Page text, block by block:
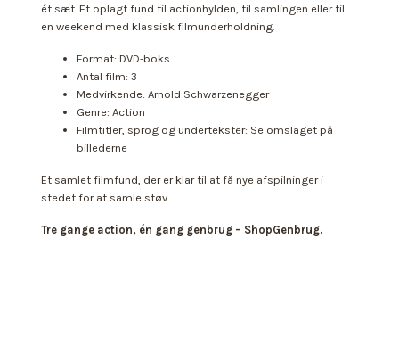
ét sæt. Et oplagt fund til actionhylden, til samlingen eller til
en weekend med klassisk filmunderholdning.
Format: DVD-boks
Antal film: 3
Medvirkende: Arnold Schwarzenegger
Genre: Action
Filmtitler, sprog og undertekster: Se omslaget på
billederne
Et samlet filmfund, der er klar til at få nye afspilninger i
stedet for at samle støv.
Tre gange action, én gang genbrug – ShopGenbrug.